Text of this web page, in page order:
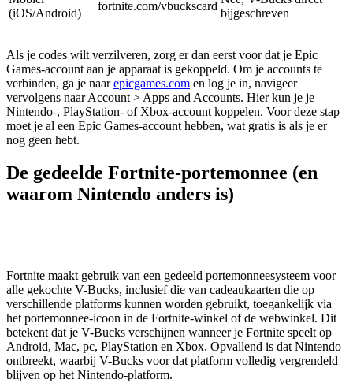
(iOS/Android)
fortnite.com/vbuckscard
bijgeschreven
Als je codes wilt verzilveren, zorg er dan eerst voor dat je Epic
Games-account aan je apparaat is gekoppeld. Om je accounts te
verbinden, ga je naarepicgames.com en log je in, navigeer
vervolgens naar Account > Apps and Accounts. Hier kun je je
Nintendo-, PlayStation- of Xbox-account koppelen. Voor deze stap
moet je al een Epic Games-account hebben, wat gratis is als je er
nog geen hebt.
De gedeelde Fortnite-portemonnee (en
waarom Nintendo anders is)
Fortnite maakt gebruik van een gedeeld portemonneesysteem voor
alle gekochte V-Bucks, inclusief die van cadeaukaarten die op
verschillende platforms kunnen worden gebruikt, toegankelijk via
het portemonnee-icoon in de Fortnite-winkel of de webwinkel. Dit
betekent dat je V-Bucks verschijnen wanneer je Fortnite speelt op
Android, Mac, pc, PlayStation en Xbox. Opvallend is dat Nintendo
ontbreekt, waarbij V-Bucks voor dat platform volledig vergrendeld
blijven op het Nintendo-platform.